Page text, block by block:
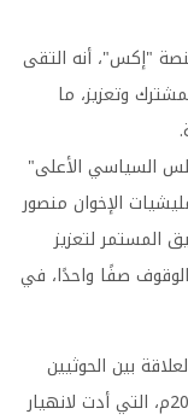
"إكس"، أنه التقى
وتعزيز، ما
السياسي الأعلى"
الإخوان منصور
المستمر لتعزيز
صفًا واحدًا، في
بين الحوثيين
وحزب الاصلاح، ممتدة لفترات سبقت فوضى 2011م، التي أدت لانهيار